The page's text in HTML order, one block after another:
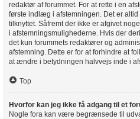
redaktør af forummet. For at rette i en
første indlæg i afstemningen. Det er
tilknyttet. Såfremt der ikke er afgivet
i afstemningsmulighederne. Hvis der
det kun forummets redaktører og
afstemning. Dette er for at forhindre at
at ændre i betydningen halvvejs inde i
Top
Hvorfor kan jeg ikke få adgang til et
Nogle fora kan være begrænsede til